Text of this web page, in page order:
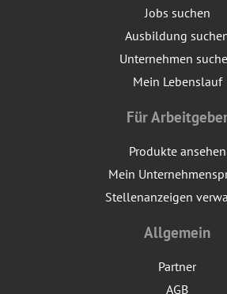
Jobs suchen
Ausbildung
Unternehmen
Mein Lebenslauf
Für
Produkte ansehen
Mein
Stellenanzeigen
Allgemein
Partner
AGB